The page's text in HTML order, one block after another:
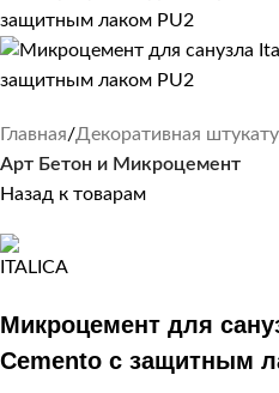
Главная Декоративная
Арт Бетон и Микроцемент
Назад к товарам
Микроцемент для
Cemento с защитным